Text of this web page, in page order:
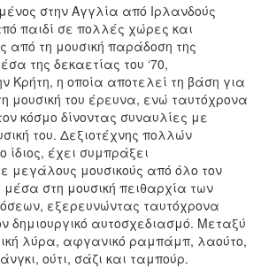
στην Αγγλία από Ιρλανδούς
παιδί σε πολλές χώρες και
από τη μουσική παράδοση της
της δεκαετίας του ‘70,
Κρήτη, η οποία αποτελεί τη βάση για
μουσική του έρευνα, ενώ ταυτόχρονα
κόσμο δίνοντας συναυλίες με
του. Δεξιοτέχνης πολλών
ίδιος, έχει συμπράξει
μεγάλους μουσικούς από όλο τον
στη μουσική πειθαρχία των
εξερευνώντας ταυτόχρονα
δημιουργικό αυτοσχεδιασμό. Μεταξύ
λύρα, αφγανικό ραμπάμπ, λαούτο,
ούτι, σάζι και ταμπούρ.